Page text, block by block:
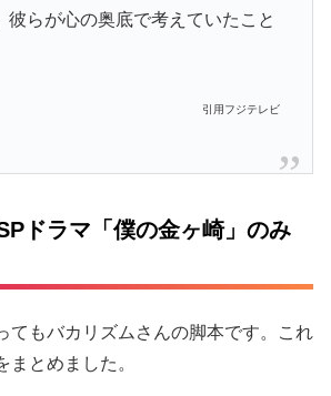
らが心の奥底で考えていたこと
引用フジテレビ
ドラマ「僕の金ヶ崎」のみ
てもバカリズムさんの脚本です。これ
まとめました。